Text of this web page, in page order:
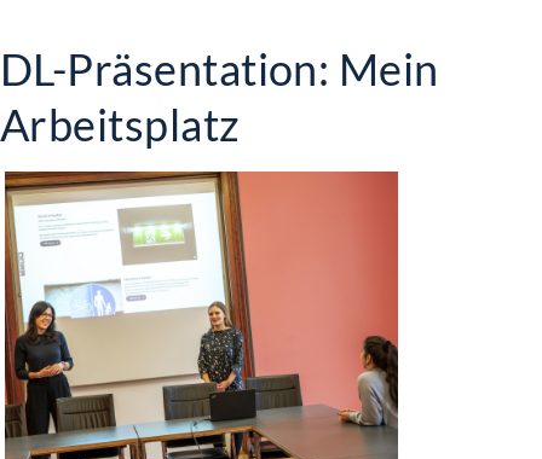
DL-Präsentation: Mein
Arbeitsplatz